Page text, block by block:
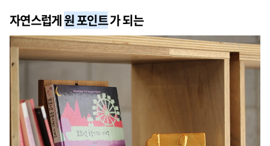
자연스럽게원 포인트가 되는